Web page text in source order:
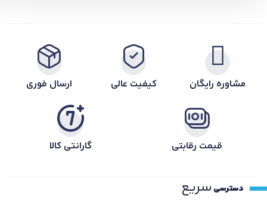
مشاوره رایگان کیفیت عالی ارسال فوری
قیمت رقابتی گارانتی کالا
دسترسی سریع